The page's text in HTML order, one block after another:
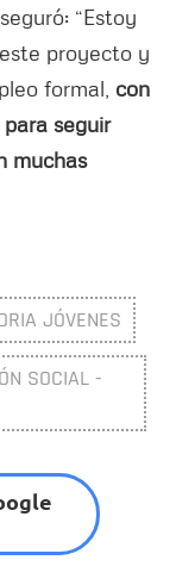
“Estoy
proyecto y
formal, con
seguir
muchas
JÓVENES
SOCIAL -